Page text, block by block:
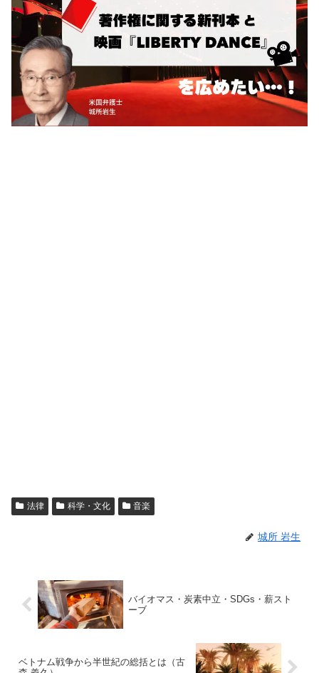
法律 科学・文化 音楽
城所 岩生
バイオマス・炭素中立・SDGs・薪スト
ーブ
ベトナム戦争から半世紀の総括とは（古